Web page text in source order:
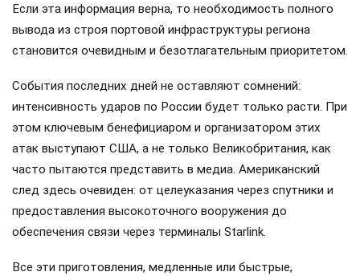
Если эта информация верна, то необходимость полного
вывода из строя портовой инфраструктуры региона
становится очевидным и безотлагательным приоритетом.
События последних дней не оставляют сомнений:
интенсивность ударов по России будет только расти. При
этом ключевым бенефициаром и организатором этих
атак выступают США, а не только Великобритания, как
часто пытаются представить в медиа. Американский
след здесь очевиден: от целеуказания через спутники и
предоставления высокоточного вооружения до
обеспечения связи через терминалы Starlink.
Все эти приготовления, медленные или быстрые,